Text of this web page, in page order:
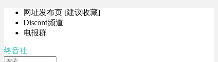
网址发布页 [建议收藏]
Discord频道
电报群
终音社